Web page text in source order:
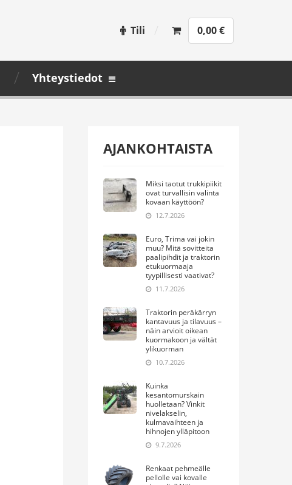
Tili 0,00€
Yhteystiedot
AJANKOHTAISTA
Miksi taotut trukkipiikit
ovat turvallisin valinta
kovaan käyttöön?
12.7.2026
Euro, Trima vai jokin
muu? Mitä sovitteita
paalipihdit ja traktorin
etukuormaaja
tyypillisesti vaativat?
11.7.2026
Traktorin peräkärryn
kantavuus ja tilavuus –
näin arvioit oikean
kuormakoon ja vältät
ylikuorman
10.7.2026
Kuinka
kesantomurskain
huolletaan? Vinkit
nivelakselin,
kulmavaihteen ja
hihnojen ylläpitoon
9.7.2026
Renkaat pehmeälle
pellolle vai kovalle